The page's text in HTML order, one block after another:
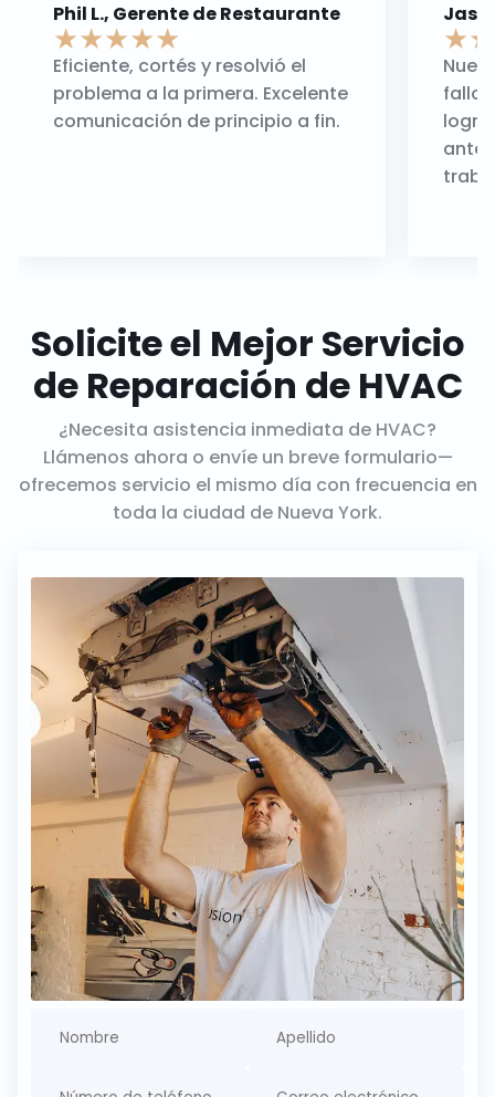
Phil L., Gerente de Restaurante
★★★★★
Eficiente, cortés y resolvió el
problema a la primera. Excelente
comunicación de principio a fin.
★★
fallo
Solicite el Mejor Servicio
de Reparación de HVAC
¿Necesita asistencia inmediata de HVAC?
Llámenos ahora o envíe un breve formulario—
ofrecemos servicio el mismo día con frecuencia en
toda la ciudad de Nueva York.